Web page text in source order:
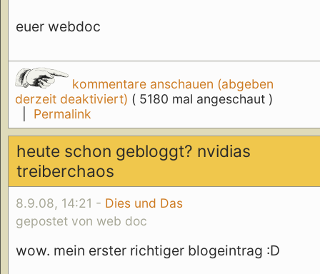
euer webdoc
kommentare anschauen (abgeben
derzeit deaktiviert) ( 5180 mal angeschaut )
Permalink
heute schon gebloggt? nvidias
treiberchaos
8.9.08, 14:21 - Dies und Das
gepostet von web doc
wow. mein erster richtiger blogeintrag :D